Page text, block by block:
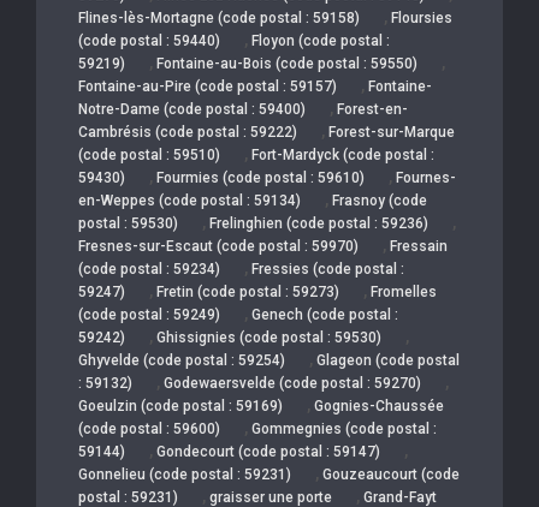
Flines-lès-Mortagne (code postal : 59158) , Floursies
(code postal : 59440)
, Floyon (code postal :
59219)
, Fontaine-au-Bois (code postal : 59550) ,
Fontaine-au-Pire (code postal : 59157) , Fontaine-
Notre-Dame (code postal : 59400)
, Forest-en-
Cambrésis (code postal : 59222)
, Forest-sur-Marque
(code postal : 59510)
, Fort-Mardyck (code postal :
59430)
, Fourmies (code postal : 59610) , Fournes-
en-Weppes (code postal : 59134)
, Frasnoy (code
postal : 59530)
, Frelinghien (code postal : 59236) ,
Fresnes-sur-Escaut (code postal : 59970) , Fressain
(code postal : 59234)
, Fressies (code postal :
59247)
, Fretin (code postal : 59273) , Fromelles
(code postal : 59249)
, Genech (code postal :
59242)
, Ghissignies (code postal : 59530) ,
Ghyvelde (code postal : 59254) , Glageon (code postal
: 59132)
, Godewaersvelde (code postal : 59270) ,
Goeulzin (code postal : 59169) , Gognies-Chaussée
(code postal : 59600)
, Gommegnies (code postal :
59144)
, Gondecourt (code postal : 59147) ,
Gonnelieu (code postal : 59231) , Gouzeaucourt (code
postal : 59231)
, graisser une porte , Grand-Fayt